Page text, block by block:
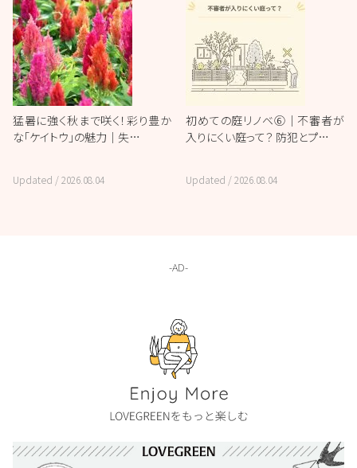
猛暑に強く秋まで咲く！彩り豊か
な「ケイトウ」の魅力｜失…
Updated /2026.08.04
初めての庭リノベ⑥｜不審者が
入りにくい庭って？ 防犯とプ…
Updated /2026.08.04